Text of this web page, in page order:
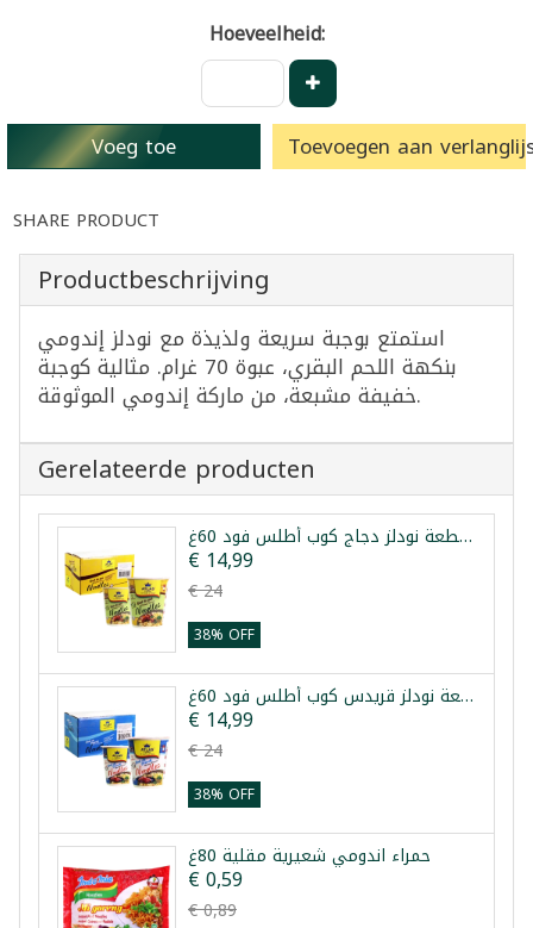
Hoeveelheid:
Voeg toe Toevoegen aan
SHARE PRODUCT
Productbeschrijving
استمتع بوجبة سريعة ولذيذة مع نودلز إندومي
بنكهة اللحم البقري، عبوة 70 غرام. مثالية كوجبة
خفيفة مشبعة، من ماركة إندومي الموثوقة.
Gerelateerde producten
طرد 24 قطعة نودلز دجاج كوب أطلس فود 60غ
€ 14,99
€ 24
38% OFF
طرد 24 قطعة نودلز قريدس كوب أطلس فود 60غ
€ 14,99
€ 24
38% OFF
حمراء اندومي شعيرية مقلية 80غ
€ 0,59
€ 0,89